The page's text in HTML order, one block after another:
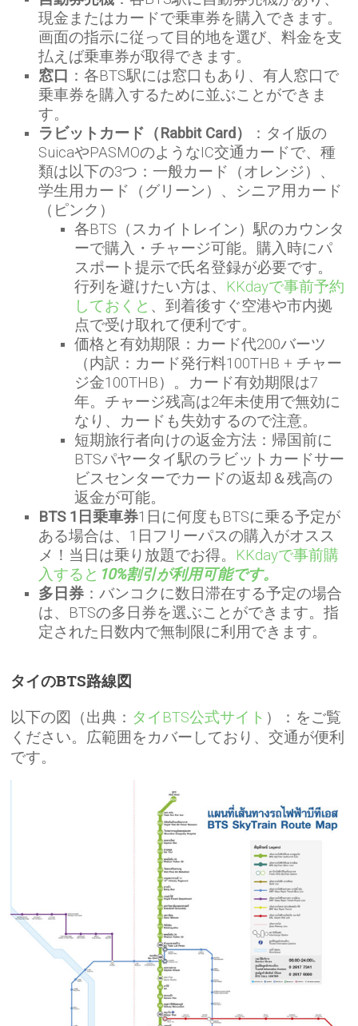
現金またはカードで乗車券を購入できます。
画面の指示に従って目的地を選び、料金を支
払えば乗車券が取得できます。
窓口 ：各BTS駅には窓口もあり、有人窓口で
乗車券を購入するために並ぶことができま
す。
ラビットカード（Rabbit Card）
： タイ版の
SuicaやPASMOのようなIC交通カードで、種
類は以下の3つ：一般カード（オレンジ）、
学生用カード（グリーン）、シニア用カード
（ピンク）
各BTS（スカイトレイン）駅のカウンタ
ーで購入・チャージ可能。購入時にパ
スポート提示で氏名登録が必要です。
行列を避けたい方は、 KKdayで事前予約
しておくと 、到着後すぐ空港や市内拠
点で受け取れて便利です。
価格と有効期限：カード代200バーツ
（内訳：カード発行料100THB + チャー
ジ金100THB）。カード有効期限は7
年。チャージ残高は2年未使用で無効に
なり、カードも失効するので注意。
短期旅行者向けの返金方法：帰国前に
BTSパヤータイ駅のラビットカードサー
ビスセンターでカードの返却＆残高の
返金が可能。
BTS 1日乗車券1日に何度もBTSに乗る予定が
ある場合は、1日フリーパスの購入がオスス
メ！当日は乗り放題でお得。 KKdayで事前購
入すると 10%割引が利用可能です。
多日券 ：バンコクに数日滞在する予定の場合
は、BTSの多日券を選ぶことができます。指
定された日数内で無制限に利用できます。
タイのBTS路線図
以下の図（出典： タイBTS公式サイト ）：をご覧
ください。広範囲をカバーしており、交通が便利
です。